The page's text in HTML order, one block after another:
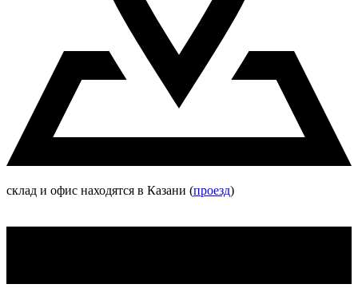
склад и офис находятся в Казани (проезд)